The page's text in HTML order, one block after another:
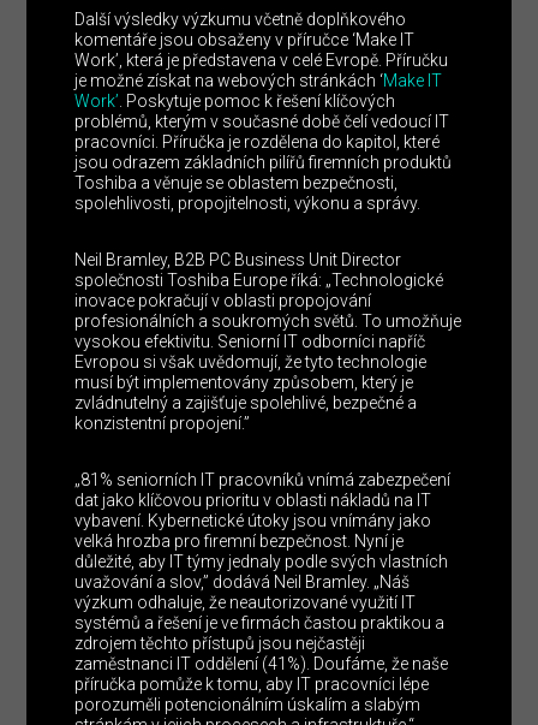
Další výsledky výzkumu včetně doplňkového
komentáře jsou obsaženy v příručce ‘Make IT
Work’, která je představena v celé Evropě. Příručku
je možné získat na webových stránkách ‘Make IT
Work’ . Poskytuje pomoc k řešení klíčových
problémů, kterým v současné době čelí vedoucí IT
pracovníci. Příručka je rozdělena do kapitol, které
jsou odrazem základních pilířů firemních produktů
Toshiba a věnuje se oblastem bezpečnosti,
spolehlivosti, propojitelnosti, výkonu a správy.
Neil Bramley, B2B PC Business Unit Director
společnosti Toshiba Europe říká: „Technologické
inovace pokračují v oblasti propojování
profesionálních a soukromých světů. To umožňuje
vysokou efektivitu. Seniorní IT odborníci napříč
Evropou si však uvědomují, že tyto technologie
musí být implementovány způsobem, který je
zvládnutelný a zajišťuje spolehlivé, bezpečné a
konzistentní propojení.”
„81% seniorních IT pracovníků vnímá zabezpečení
dat jako klíčovou prioritu v oblasti nákladů na IT
vybavení. Kybernetické útoky jsou vnímány jako
velká hrozba pro firemní bezpečnost. Nyní je
důležité, aby IT týmy jednaly podle svých vlastních
uvažování a slov,” dodává Neil Bramley. „Náš
výzkum odhaluje, že neautorizované využití IT
systémů a řešení je ve firmách častou praktikou a
zdrojem těchto přístupů jsou nejčastěji
zaměstnanci IT oddělení (41%). Doufáme, že naše
příručka pomůže k tomu, aby IT pracovníci lépe
porozuměli potencionálním úskalím a slabým